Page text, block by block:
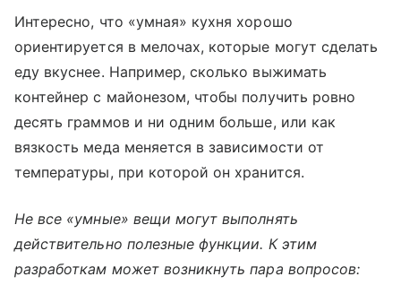
Интересно, что «умная» кухня хорошо
ориентируется в мелочах, которые могут сделать
еду вкуснее. Например, сколько выжимать
контейнер с майонезом, чтобы получить ровно
десять граммов и ни одним больше, или как
вязкость меда меняется в зависимости от
температуры, при которой он хранится.
Не все «умные» вещи могут выполнять
действительно полезные функции. К этим
разработкам может возникнуть пара вопросов: